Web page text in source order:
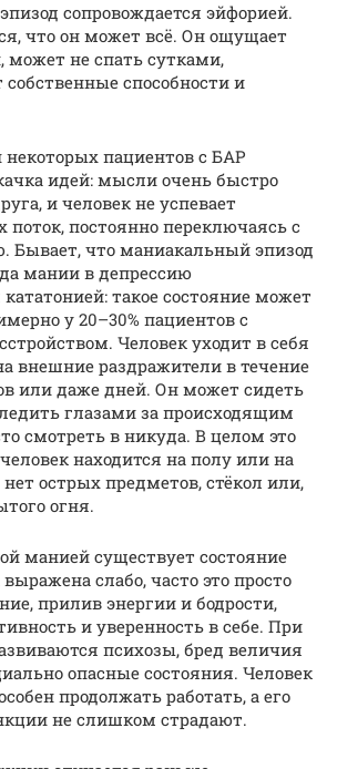
сопровождается эйфорией.
что он может всё. Он ощущает
может не спать сутками,
способности и
пациентов с БАР
идей: мысли очень быстро
и человек не успевает
поток, постоянно переключаясь с
Бывает, что маниакальный эпизод
мании в депрессию
такое состояние может
у 20–30% пациентов с
Человек уходит в себя
внешние раздражители в течение
или даже дней. Он может сидеть
глазами за происходящим
смотреть в никуда. В целом это
находится на полу или на
острых предметов, стёкол или,
огня.
манией существует состояние
слабо, часто это просто
прилив энергии и бодрости,
и уверенность в себе. При
психозы, бред величия
опасные состояния. Человек
продолжать работать, а его
не слишком страдают.